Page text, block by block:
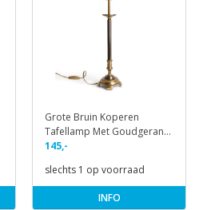
Grote Bruin Koperen
Tafellamp Met Goudgerand
Glas
145,-
slechts 1 op voorraad
INFO